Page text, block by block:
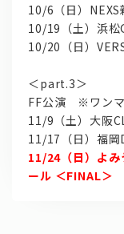
10/6（日）NEXS
10/19（土）浜松
10/20（日）
＜part.3＞
FF公演 ※ワンマ
11/9（土）大阪
11/17（日）福
11/24（日）よみ
ール ＜FINAL＞
問い合
lyrical